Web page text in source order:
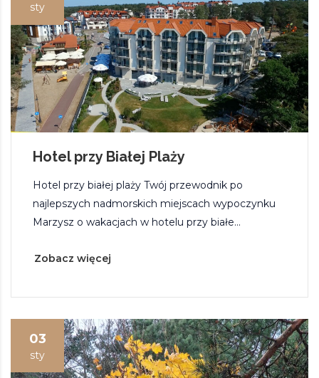
sty
Hotel przy Białej Plaży
Hotel przy białej plaży Twój przewodnik po
najlepszych nadmorskich miejscach wypoczynku
Marzysz o wakacjach w hotelu przy białe...
Zobacz więcej
03
sty